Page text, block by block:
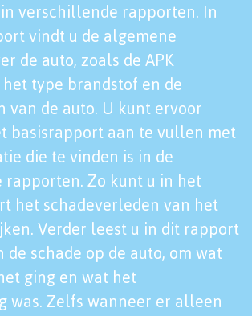
verschillende rapporten. In
vindt u de algemene
de auto, zoals de APK
type brandstof en de
van de auto. U kunt ervoor
basisrapport aan te vullen met
die te vinden is in de
rapporten. Zo kunt u in het
het schadeverleden van het
Verder leest u in dit rapport
de schade op de auto, om wat
ging en wat het
was. Zelfs wanneer er alleen